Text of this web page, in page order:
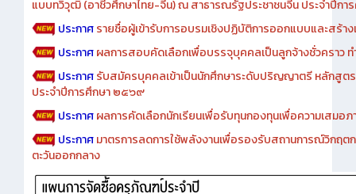
ประกาศ รายชื่อนักศึกษาที่ได้รับการพิจารณา รับทุนศึกษาต่อและฝึ
แบบทวิวุฒิ (อาชีวศึกษาไทย-จีน) ณ สาธารณรัฐประชาชนจีน ประจำปีก
ประกาศรายชื่อผู้เข้ารับการอบรมเชิงปฏิบัติการออกแบบและสร้า
ประกาศผลการสอบคัดเลือกเพื่อบรรจุบุคคลเป็นลูกจ้างชั่วคราว ท
ประกาศรับสมัครบุคคลเข้าเป็นนักศึกษาระดับปริญญาตรี หลักสูต
ประจำปีการศึกษา ๒๕๖๙
ประกาศผลการคัดเลือกนักเรียนเพื่อรับทุนกองทุนเพื่อความเสมอ
ประกาศมาตรการลดการใช้พลังงานเพื่อรองรับสถานการณ์วิกฤ
ตะวันออกกลาง